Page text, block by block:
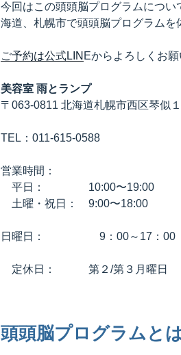
今回はこの頭頭脳プログラムにつ
海道、札幌市で頭頭脳プログラムを
ご予約は公式LIN Eからよろしくお願
美容室 雨とランプ
〒063-0811 北海道札幌市西区琴似
TEL：011-615-0588
営業時間：
平日： 10:00〜19:00
土曜・祝日： 9:00〜18:00
日曜日： 9：00～17：00
定休日： 第２/第３月曜日
頭頭脳プログラムと